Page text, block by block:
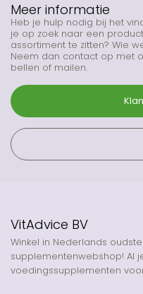
Meer informatie
Heb je hulp nodig bij het
je op zoek naar een
assortiment te zitten? Wie
Neem dan contact op met
bellen of mailen.
VitAdvice BV
Winkel in Nederlands
supplementenwebshop! Al
voedingssupplementen